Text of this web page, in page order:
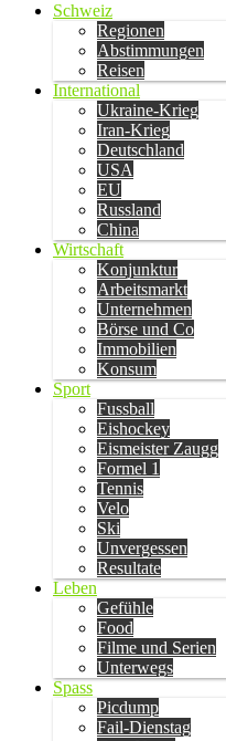
Schweiz
Regionen
Abstimmungen
Reisen
International
Ukraine-Krieg
Iran-Krieg
Deutschland
USA
EU
Russland
China
Wirtschaft
Konjunktur
Arbeitsmarkt
Unternehmen
Börse und Co
Immobilien
Konsum
Sport
Fussball
Eishockey
Eismeister Zaugg
Formel 1
Tennis
Velo
Ski
Unvergessen
Resultate
Leben
Gefühle
Food
Filme und Serien
Unterwegs
Spass
Picdump
Fail-Dienstag